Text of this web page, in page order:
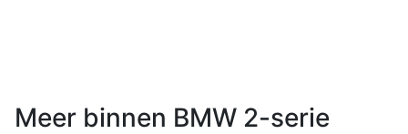
Meer binnen BMW 2-serie